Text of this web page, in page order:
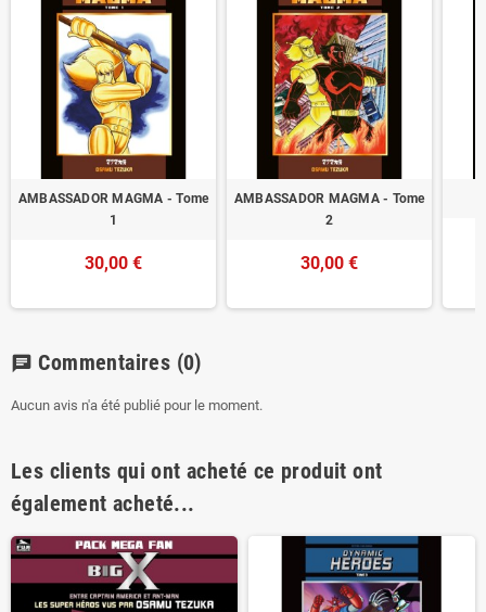
AMBASSADOR MAGMA - Tome
1
30,00 €
AMBASSADOR MAGMA - Tome
2
30,00 €
chat Commentaires (0)
Aucun avis n'a été publié pour le moment.
Les clients qui ont acheté ce produit ont
également acheté...